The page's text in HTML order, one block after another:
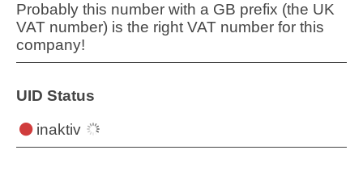
Probably this number with a GB prefix (the UK
VAT number) is the right VAT number for this
company!
UID Status
inaktiv